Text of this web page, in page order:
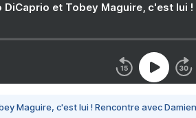
DiCaprio et Tobey Maguire, c'est lui
Maguire, c'est lui ! Rencontre avec